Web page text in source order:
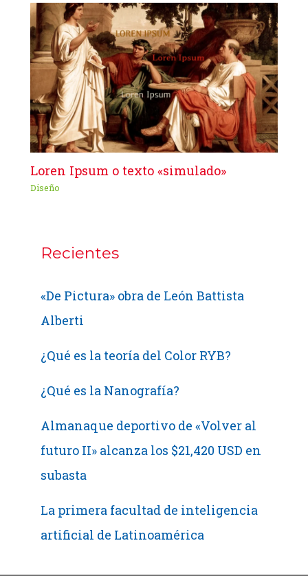
Loren Ipsum o texto «simulado»
Diseño
Recientes
«De Pictura» obra de León Battista
Alberti
¿Qué es la teoría del Color RYB?
¿Qué es la Nanografía?
Almanaque deportivo de «Volver al
futuro II» alcanza los $21,420 USD en
subasta
La primera facultad de inteligencia
artificial de Latinoamérica